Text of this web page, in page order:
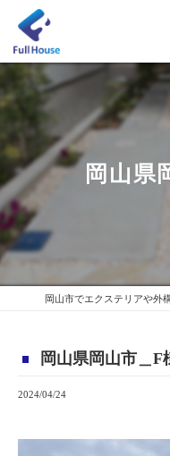
岡山県
岡山県岡山市＿F
2024/04/24